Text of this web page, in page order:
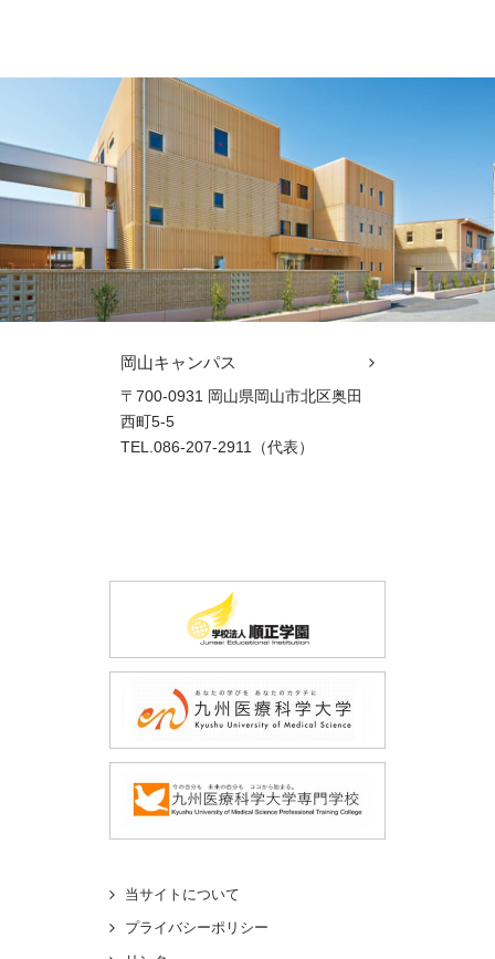
岡山キャンパス
〒700-0931 岡山県岡山市北区奥田
西町5-5
TEL.086-207-2911（代表）
当サイトについて
プライバシーポリシー